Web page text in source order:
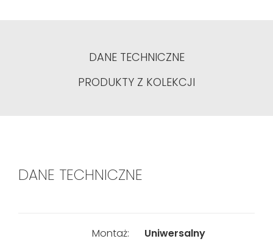
DANE TECHNICZNE
PRODUKTY Z KOLEKCJI
DANE TECHNICZNE
Montaż: Uniwersalny